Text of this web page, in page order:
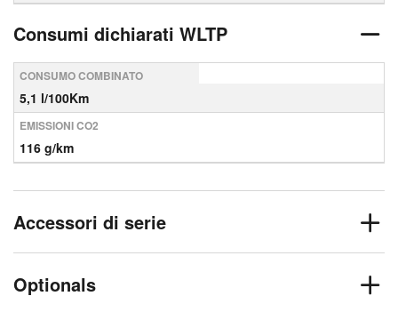
Consumi dichiarati WLTP
CONSUMO COMBINATO
5,1 l/100Km
EMISSIONI CO2
116 g/km
Accessori di serie
Optionals